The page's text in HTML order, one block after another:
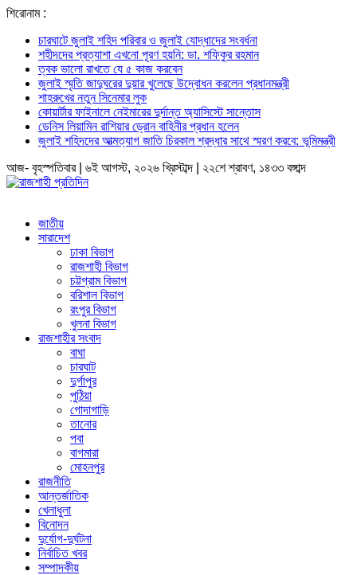
শিরোনাম :
চারঘাটে জুলাই শহিদ পরিবার ও জুলাই যোদ্ধাদের সংবর্ধনা
শহীদদের প্রত্যাশা এখনো পূরণ হয়নি: ডা. শফিকুর রহমান
ত্বক ভালো রাখতে যে ৫ কাজ করবেন
জুলাই স্মৃতি জাদুঘরের দুয়ার খুলেছে উদ্বোধন করলেন প্রধানমন্ত্রী
শাহরুখের নতুন সিনেমার লুক
কোয়ার্টার ফাইনালে নেইমারের দুর্দান্ত অ্যাসিস্টে সান্তোস
ডেনিস লিয়ামিন রাশিয়ার ড্রোন বাহিনীর প্রধান হলেন
জুলাই শহিদদের আত্মত্যাগ জাতি চিরকাল শ্রদ্ধার সাথে স্মরণ করবে: ভূমিমন্ত্রী
আজ- বৃহস্পতিবার | ৬ই আগস্ট, ২০২৬ খ্রিস্টাব্দ | ২২শে শ্রাবণ, ১৪৩৩ বঙ্গাব্দ
জাতীয়
সারাদেশ
ঢাকা বিভাগ
রাজশাহী বিভাগ
চট্টগ্রাম বিভাগ
বরিশাল বিভাগ
রংপুর বিভাগ
খুলনা বিভাগ
রাজশাহীর সংবাদ
বাঘা
চারঘাট
দুর্গাপুর
পুঠিয়া
গোদাগাড়ি
তানোর
পবা
বাগমারা
মোহনপুর
রাজনীতি
আন্তর্জাতিক
খেলাধুলা
বিনোদন
দুর্যোগ-দুর্ঘটনা
নির্বাচিত খবর
সম্পাদকীয়